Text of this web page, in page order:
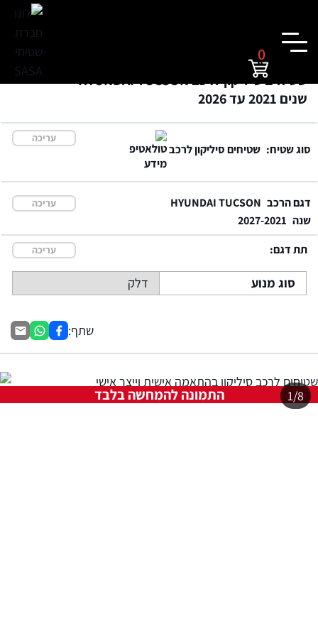
0
שטיחים סיליקון לרכב HYUNDAI TUCSON
שנים 2021 עד 2026
סוג שטיח: שטיחים סיליקון לרכב
עריכה
דגם הרכב HYUNDAI TUCSON
שנה 2027-2021
עריכה
תת דגם: עריכה
סוג מנוע דלק
שתף:
1/8 התמונה להמחשה בלבד